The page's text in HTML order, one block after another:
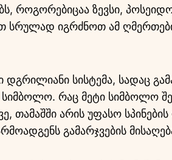
როგორებიცაა ზევსი,
სრულად იგრძნოთ ამ
დგრილიანი სისტემა, სადაც
სიმბოლო. რაც მეტი სიმბოლო
თამაშში არის უფასო
გამარჯვების